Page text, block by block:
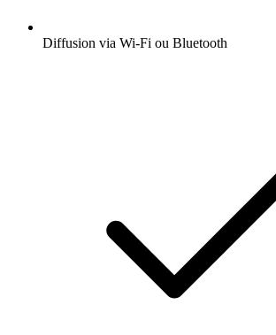
Diffusion via Wi-Fi ou Bluetooth